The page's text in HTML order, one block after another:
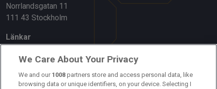
Norrlandsgatan 11
111 43 Stockholm
Länkar
Om oss
Kontakta oss
We Care About Your Privacy
We and our 1008 partners store and access personal data, like
browsing data or unique identifiers, on your device. Selecting I